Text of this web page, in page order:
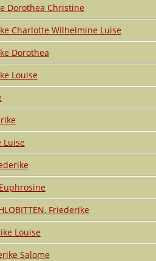
Dorothea Christine
Charlotte Wilhelmine Luise
Dorothea
Louise
Luise
Friederike
Louise
Salome